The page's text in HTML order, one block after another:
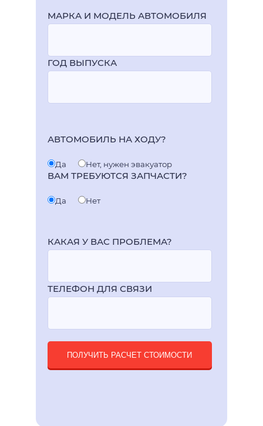
МАРКА И МОДЕЛЬ АВТОМОБИЛЯ
ГОД ВЫПУСКА
АВТОМОБИЛЬ НА ХОДУ?
Да Нет, нужен эвакуатор
ВАМ ТРЕБУЮТСЯ ЗАПЧАСТИ?
Да Нет
КАКАЯ У ВАС ПРОБЛЕМА?
ТЕЛЕФОН ДЛЯ СВЯЗИ
ПОЛУЧИТЬ РАСЧЕТ СТОИМОСТИ